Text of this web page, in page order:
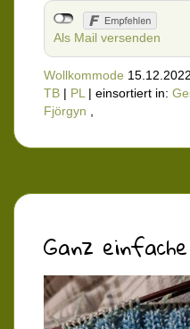
Als Mail versenden
Wollkommode
TB | PL| einsortiert in:
Fjörgyn ,
Ganz